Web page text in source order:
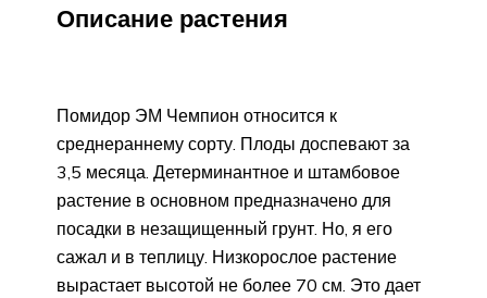
Описание растения
Помидор ЭМ Чемпион относится к
среднераннему сорту. Плоды доспевают за
3,5 месяца. Детерминантное и штамбовое
растение в основном предназначено для
посадки в незащищенный грунт. Но, я его
сажал и в теплицу. Низкорослое растение
вырастает высотой не более 70 см. Это дает